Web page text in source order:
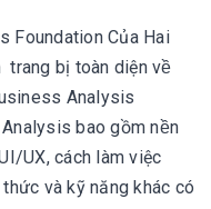
Foundation Của Hai
trang bị toàn diện về
Analysis
bao gồm nền
UX, cách làm việc
và kỹ năng khác có